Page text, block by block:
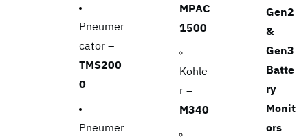
Pneumer
cator –
TMS200
0
Pneumer
MPAC
1500
Kohle
r –
M340
Gen2
&
Gen3
Batte
ry
Monit
ors